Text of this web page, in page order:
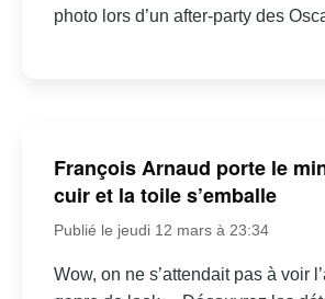
photo lors d’un after-party des
François Arnaud porte le
cuir et la toile s’emballe
Publié le jeudi 12 mars à 23:34
Wow, on ne s’attendait pas à voir